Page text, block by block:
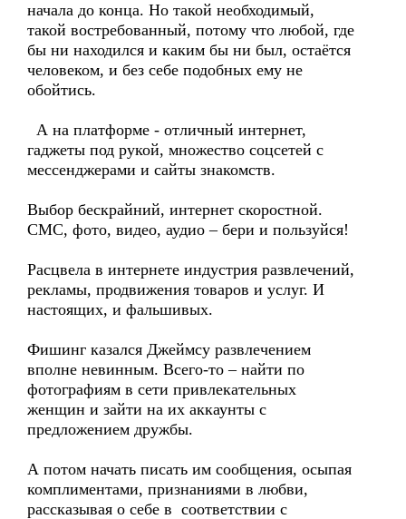
начала до конца. Но такой необходимый,
такой востребованный, потому что любой, где
бы ни находился и каким бы ни был, остаётся
человеком, и без себе подобных ему не
обойтись.
А на платформе - отличный интернет,
гаджеты под рукой, множество соцсетей с
мессенджерами и сайты знакомств.
Выбор бескрайний, интернет скоростной.
СМС, фото, видео, аудио – бери и пользуйся!
Расцвела в интернете индустрия развлечений,
рекламы, продвижения товаров и услуг. И
настоящих, и фальшивых.
Фишинг казался Джеймсу развлечением
вполне невинным. Всего-то – найти по
фотографиям в сети привлекательных
женщин и зайти на их аккаунты с
предложением дружбы.
А потом начать писать им сообщения, осыпая
комплиментами, признаниями в любви,
рассказывая о себе в соответствии с